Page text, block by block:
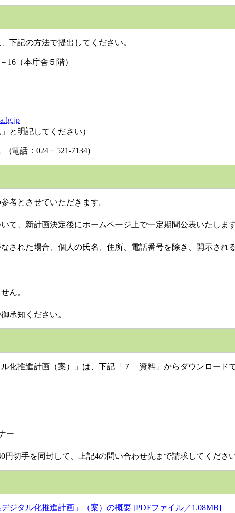
下記の方法で提出してください。
（本庁舎５階）
明記してください）
話：024－521-7134)
とさせていただきます。
、新計画決定後にホームページ上で一定期間公表いたしま
れた場合、個人の氏名、住所、電話番号を除き、開示され
ん。
承知ください。
推進計画（案）」は、下記「７ 資料」からダウンロード
ー
手を同封して、上記4の問い合わせ先まで請求してくださ
ジタル化推進計画」（案）の概要 [PDFファイル／1.08MB]